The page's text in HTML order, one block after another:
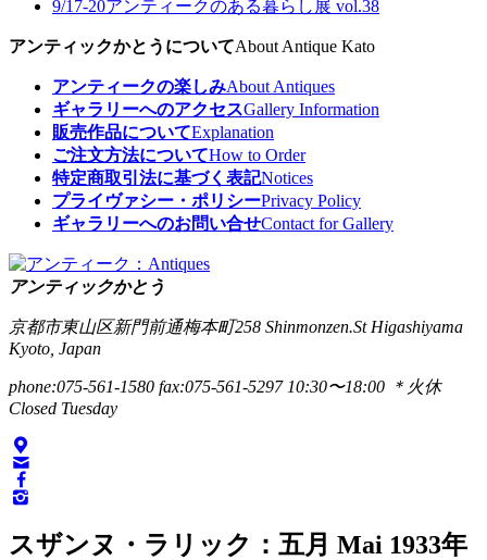
9/17-20アンティークのある暮らし展 vol.38
アンティックかとうについてAbout Antique Kato
アンティークの楽しみAbout Antiques
ギャラリーへのアクセスGallery Information
販売作品についてExplanation
ご注文方法についてHow to Order
特定商取引法に基づく表記Notices
プライヴァシー・ポリシーPrivacy Policy
ギャラリーへのお問い合せContact for Gallery
アンティックかとう
京都市東山区新門前通梅本町258 Shinmonzen.St Higashiyama
Kyoto, Japan
phone:075-561-1580 fax:075-561-5297 10:30〜18:00 ＊火休
Closed Tuesday
スザンヌ・ラリック：五月 Mai 1933年